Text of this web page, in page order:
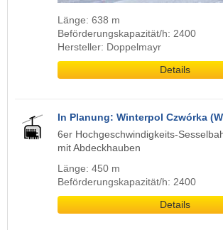
Länge: 638 m
Beförderungskapazität/h: 2400
Hersteller: Doppelmayr
Details
In Planung: Winterpol Czwórka
6er Hochgeschwindigkeits-
mit Abdeckhauben
Länge: 450 m
Beförderungskapazität/h: 2400
Details